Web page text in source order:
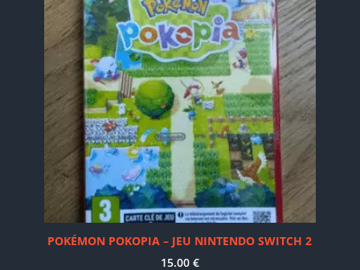
POKÉMON POKOPIA – JEU NINTENDO SWITCH 2
15.00 €